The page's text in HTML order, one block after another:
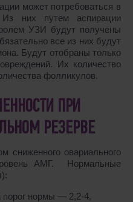
может потребоваться в
них путем аспирации
УЗИ будут получены
все из них будут
Будут отобраны только
Их количество
фолликулов.
ПРИ
РЕЗЕРВЕ
сниженного овариального
АМГ. Нормальные
нормы ― 2,2-4,